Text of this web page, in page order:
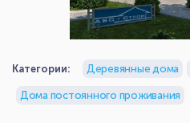
Категории: Деревянные дома
Дома постоянного проживания